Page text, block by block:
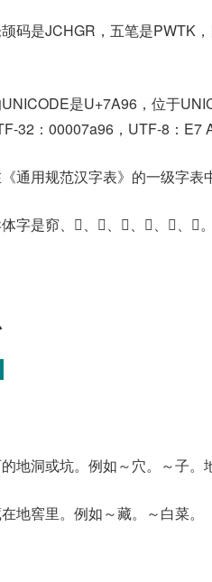
颉码是JCHGR，五笔是PWTK
UNICODE是U+7A96，位于
32：00007a96，UTF-8：E7
《通用规范汉字表》的一级字表
字是窌、𡇪、𡑛、𥥭、𥥺、𥦿、𥧦。
地洞或坑。例如～穴。～子。
地窖里。例如～藏。～白菜。